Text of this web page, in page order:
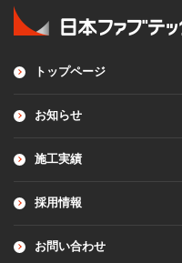
トップページ
お知らせ
施工実績
採用情報
お問い合わせ